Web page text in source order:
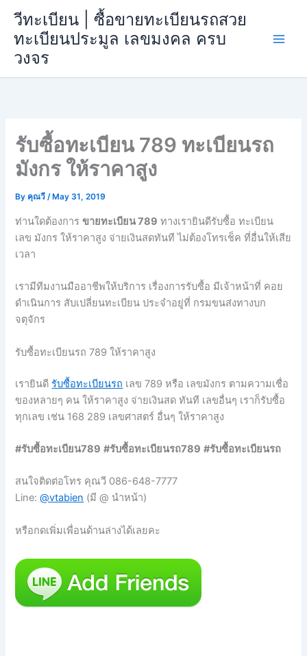
content
วีทะเบียน | ซื้อขายทะเบียนรถสวย
ทะเบียนประมูล เลขมงคล ครบ
วงจร
รับซื้อทะเบียน 789 ทะเบียนรถ
มังกร ให้ราคาสูง
By คุณวี/ May 31, 2019
ท่านใดต้องการขายทะเบียน 789 ทางเรายินดีรับซื้อ ทะเบียน
เลข มังกร ให้ราคาสูง จ่ายเงินสดทันที ไม่ต้องโทรเช็ค ที่อื่นให้เสีย
เวลา
เรามีทีมงานมืออาชีพให้บริการ เรื่องการรับซื้อ มีเจ้าหน้าที่ คอย
ดำเนินการ สับเปลี่ยนทะเบียน ประจำอยู่ที่ กรมขนส่งทางบก
จตุจักร
รับซื้อทะเบียนรถ 789 ให้ราคาสูง
เรายินดีรับซื้อทะเบียนรถ เลข 789 หรือ เลขมังกร ตามความเชื่อ
ของหลายๆ คน ให้ราคาสูง จ่ายเงินสด ทันที เลขอื่นๆ เราก็รับซื้อ
ทุกเลข เช่น 168 289 เลขศาสตร์ อื่นๆ ให้ราคาสูง
#รับซื้อทะเบียน789 #รับซื้อทะเบียนรถ789 #รับซื้อทะเบียนรถ
สนใจติดต่อโทร คุณวี 086-648-7777
Line:@vtabien (มี @ นำหน้า)
หรือกดเพิ่มเพื่อนด้านล่างได้เลยคะ